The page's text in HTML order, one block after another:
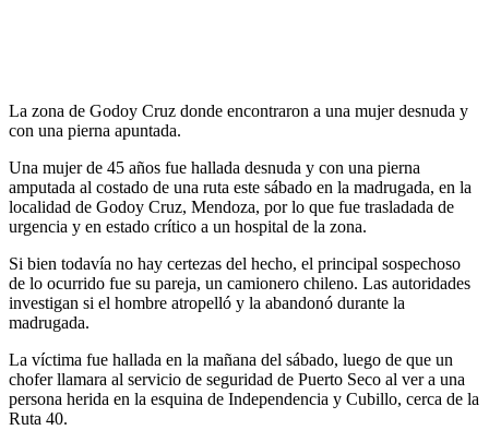
La zona de Godoy Cruz donde encontraron a una mujer desnuda y
con una pierna apuntada.
Una mujer de 45 años fue hallada desnuda y con una pierna
amputada al costado de una ruta este sábado en la madrugada, en la
localidad de Godoy Cruz, Mendoza, por lo que fue trasladada de
urgencia y en estado crítico a un hospital de la zona.
Si bien todavía no hay certezas del hecho, el principal sospechoso
de lo ocurrido fue su pareja, un camionero chileno. Las autoridades
investigan si el hombre atropelló y la abandonó durante la
madrugada.
La víctima fue hallada en la mañana del sábado, luego de que un
chofer llamara al servicio de seguridad de Puerto Seco al ver a una
persona herida en la esquina de Independencia y Cubillo, cerca de la
Ruta 40.